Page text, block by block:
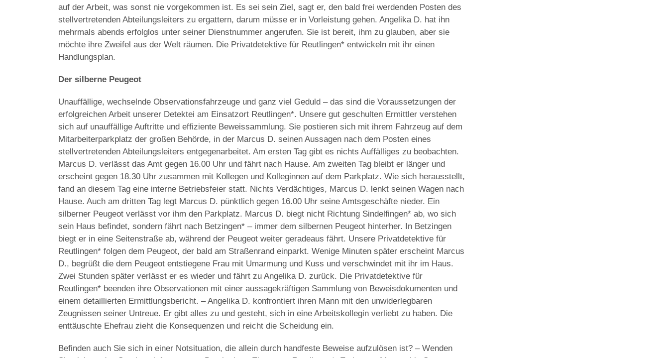
auf der Arbeit, was sonst nie vorgekommen ist. Es sei sein Ziel, sagt er, den bald frei werdenden Posten des
stellvertretenden Abteilungsleiters zu ergattern, darum müsse er in Vorleistung gehen. Angelika D. hat ihn
mehrmals abends erfolglos unter seiner Dienstnummer angerufen. Sie ist bereit, ihm zu glauben, aber sie
möchte ihre Zweifel aus der Welt räumen. Die Privatdetektive für Reutlingen* entwickeln mit ihr einen
Handlungsplan.
Der silberne Peugeot
Unauffällige, wechselnde Observationsfahrzeuge und ganz viel Geduld – das sind die Voraussetzungen der
erfolgreichen Arbeit unserer Detektei am Einsatzort Reutlingen*. Unsere gut geschulten Ermittler verstehen
sich auf unauffällige Auftritte und effiziente Beweissammlung. Sie postieren sich mit ihrem Fahrzeug auf dem
Mitarbeiterparkplatz der großen Behörde, in der Marcus D. seinen Aussagen nach dem Posten eines
stellvertretenden Abteilungsleiters entgegenarbeitet. Am ersten Tag gibt es nichts Auffälliges zu beobachten.
Marcus D. verlässt das Amt gegen 16.00 Uhr und fährt nach Hause. Am zweiten Tag bleibt er länger und
erscheint gegen 18.30 Uhr zusammen mit Kollegen und Kolleginnen auf dem Parkplatz. Wie sich herausstellt,
fand an diesem Tag eine interne Betriebsfeier statt. Nichts Verdächtiges, Marcus D. lenkt seinen Wagen nach
Hause. Auch am dritten Tag legt Marcus D. pünktlich gegen 16.00 Uhr seine Amtsgeschäfte nieder. Ein
silberner Peugeot verlässt vor ihm den Parkplatz. Marcus D. biegt nicht Richtung Sindelfingen* ab, wo sich
sein Haus befindet, sondern fährt nach Betzingen* – immer dem silbernen Peugeot hinterher. In Betzingen
biegt er in eine Seitenstraße ab, während der Peugeot weiter geradeaus fährt. Unsere Privatdetektive für
Reutlingen* folgen dem Peugeot, der bald am Straßenrand einparkt. Wenige Minuten später erscheint Marcus
D., begrüßt die dem Peugeot entstiegene Frau mit Umarmung und Kuss und verschwindet mit ihr im Haus.
Zwei Stunden später verlässt er es wieder und fährt zu Angelika D. zurück. Die Privatdetektive für
Reutlingen* beenden ihre Observationen mit einer aussagekräftigen Sammlung von Beweisdokumenten und
einem detaillierten Ermittlungsbericht. – Angelika D. konfrontiert ihren Mann mit den unwiderlegbaren
Zeugnissen seiner Untreue. Er gibt alles zu und gesteht, sich in eine Arbeitskollegin verliebt zu haben. Die
enttäuschte Ehefrau zieht die Konsequenzen und reicht die Scheidung ein.
Befinden auch Sie sich in einer Notsituation, die allein durch handfeste Beweise aufzulösen ist? – Wenden